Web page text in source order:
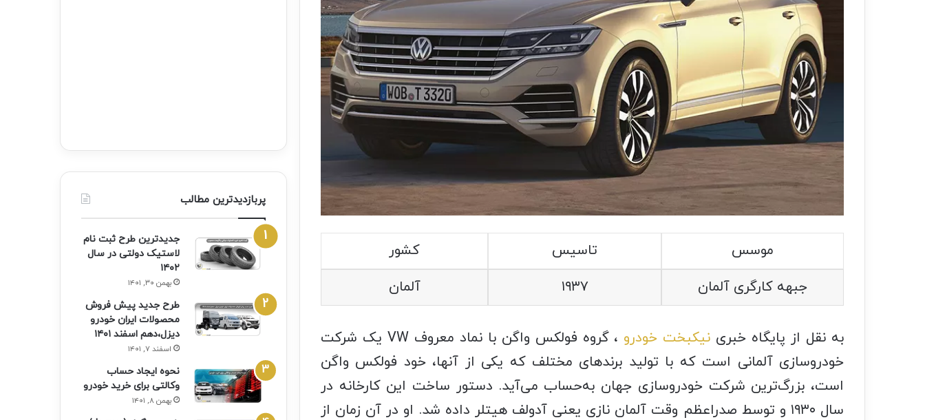
موسس تاسیس
کشور
جبهه کارگری آلمان
۱۹۳۷ آلمان
به نقل از پایگاه خبری نیکبخت خودرو
، گروه فولکس‌ واگن با نماد معروف VW یک شرکت
خودروسازی آلمانی است که با تولید برندهای مختلف که یکی از آنها، خود فولکس‌ واگن
است، بزرگ‌ترین شرکت خودروسازی جهان به‌حساب می‌آید. دستور ساخت این کارخانه در
سال ۱۹۳۰ و توسط صدراعظم وقت آلمان نازی یعنی آدولف هیتلر داده شد. او در آن زمان از
پربازدیدترین مطالب
جدیدترین طرح ثبت نام
لاستیک دولتی در سال
۱۴۰۲
بهمن ۳۰, ۱۴۰۱
طرح جدید پیش فروش
محصولات ایران خودرو
دیزل،دهم اسفند ۱۴۰۱
اسفند ۷, ۱۴۰۱
نحوه ایجاد حساب
وکالتی برای خرید خودرو
بهمن ۸, ۱۴۰۱